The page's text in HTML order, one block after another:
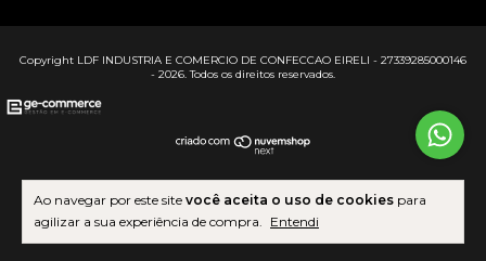
Ao navegar por este site você aceita o uso de cookies para
agilizar a sua experiência de compra. Entendi
Copyright LDF INDUSTRIA E COMERCIO DE CONFECCAO EIRELI - 27339285000146
- 2026. Todos os direitos reservados.